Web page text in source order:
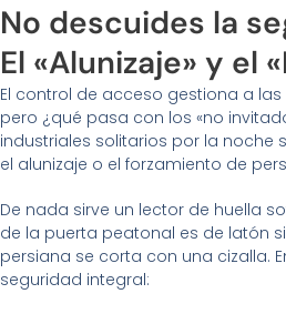
No descuides la
El «Alunizaje» y el
El control de acceso gestiona a
pero ¿qué pasa con los «no
industriales solitarios por la noche
el alunizaje o el forzamiento de
De nada sirve un lector de huella
de la puerta peatonal es de latón
persiana se corta con una cizalla.
seguridad integral: